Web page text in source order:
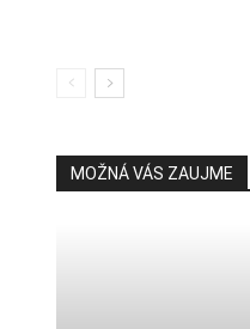
MOŽNÁ VÁS ZAUJME